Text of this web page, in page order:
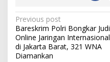
P
o
s
Previous post
Bareskrim Polri Bongkar Judi
Online Jaringan Internasional
di Jakarta Barat, 321 WNA
Diamankan